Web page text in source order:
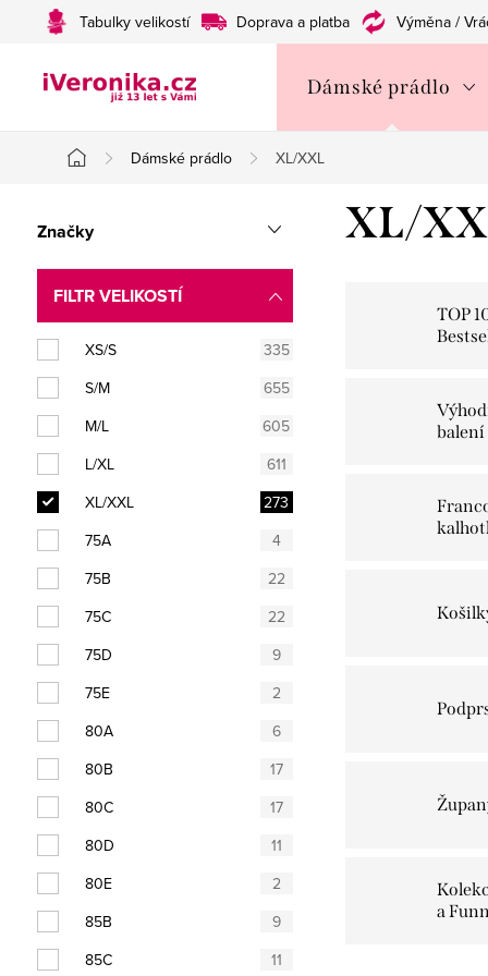
Tabulky velikostí Doprava a platba Výměna /
Dámské prádlo
Domů
Dámské prádlo XL/XXL
P
o
t
r
a
n
n
í
p
a
n
e
l
Značky
FILTR VELIKOSTÍ
XS/S
335
S/M
655
M/L
605
L/XL
611
XL/XXL
273
75A
4
75B
22
75C
22
75D
9
75E
2
80A
6
80B
17
80C
17
80D
11
80E
2
85B
9
85C
11
XL/
TOP
balení
a